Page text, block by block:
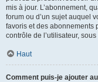
mis à jour. L’abonnement,
forum ou d’un sujet auquel
favoris et des abonnements
contrôle de l’utilisateur,
Haut
Comment puis-je ajouter